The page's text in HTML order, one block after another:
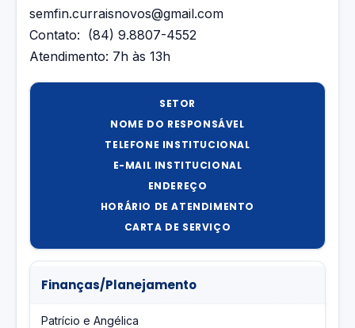
semfin.curraisnovos@gmail.com
Contato: (84) 9.8807-4552
Atendimento: 7h às 13h
SETOR
NOME DO RESPONSÁVEL
TELEFONE INSTITUCIONAL
E-MAIL INSTITUCIONAL
ENDEREÇO
HORÁRIO DE ATENDIMENTO
CARTA DE SERVIÇO
Finanças/Planejamento
Patrício e Angélica